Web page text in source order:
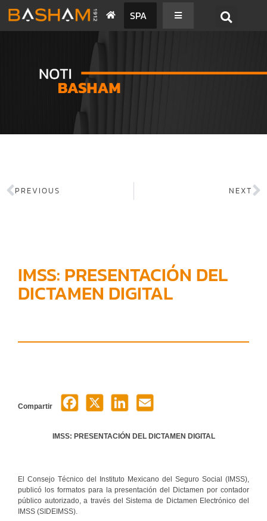
SPA
PREVIOUS NEXT
IMSS: PRESENTACIÓN DEL
DICTAMEN DIGITAL
Compartir
IMSS: PRESENTACIÓN DEL DICTAMEN DIGITAL
El Consejo Técnico del Instituto Mexicano del Seguro Social (IMSS),
publicó los formatos para la presentación del Dictamen por contador
público autorizado, a través del Sistema de Dictamen Electrónico del
IMSS (SIDEIMSS).